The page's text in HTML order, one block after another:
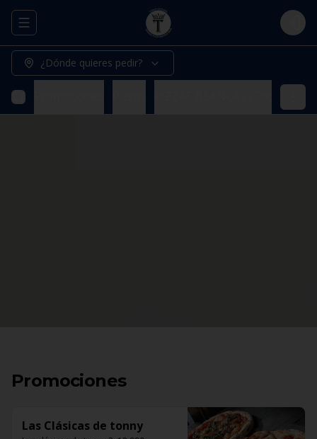
Abrir menu de navegación Login
¿Dónde quieres pedir?
Promociones
Las Clásicas de tonny